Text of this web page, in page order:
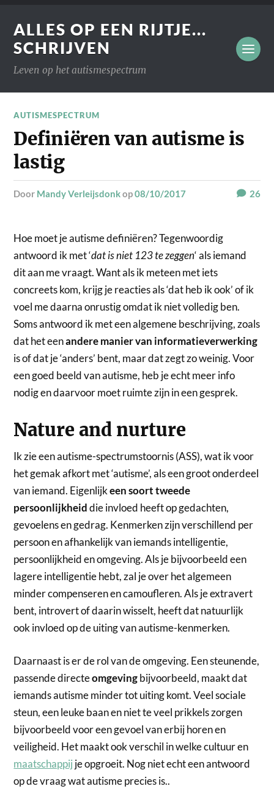
ALLES OP EEN RIJTJE...
SCHRIJVEN
Leven op het autismespectrum
AUTISMESPECTRUM
Definiëren van autisme is
lastig
door Mandy Verleijsdonkop08/10/2017 26
Hoe moet je autisme definiëren? Tegenwoordig
antwoord ik met ‘dat is niet 123 te zeggen‘ als iemand
dit aan me vraagt. Want als ik meteen met iets
concreets kom, krijg je reacties als ‘dat heb ik ook’ of ik
voel me daarna onrustig omdat ik niet volledig ben.
Soms antwoord ik met een algemene beschrijving, zoals
dat het eenandere manier van informatieverwerking
is of dat je ‘anders’ bent, maar dat zegt zo weinig. Voor
een goed beeld van autisme, heb je echt meer info
nodig en daarvoor moet ruimte zijn in een gesprek.
Nature and nurture
Ik zie een autisme-spectrumstoornis (ASS), wat ik voor
het gemak afkort met ‘autisme’, als een groot onderdeel
van iemand. Eigenlijkeen soort tweede
persoonlijkheiddie invloed heeft op gedachten,
gevoelens en gedrag. Kenmerken zijn verschillend per
persoon en afhankelijk van iemands intelligentie,
persoonlijkheid en omgeving. Als je bijvoorbeeld een
lagere intelligentie hebt, zal je over het algemeen
minder compenseren en camoufleren. Als je extravert
bent, introvert of daarin wisselt, heeft dat natuurlijk
ook invloed op de uiting van autisme-kenmerken.
Daarnaast is er de rol van de omgeving. Een steunende,
passende directeomgevingbijvoorbeeld, maakt dat
iemands autisme minder tot uiting komt. Veel sociale
steun, een leuke baan en niet te veel prikkels zorgen
bijvoorbeeld voor een gevoel van erbij horen en
veiligheid. Het maakt ook verschil in welke cultuur en
maatschappij je opgroeit. Nog niet echt een antwoord
op de vraag wat autisme precies is..